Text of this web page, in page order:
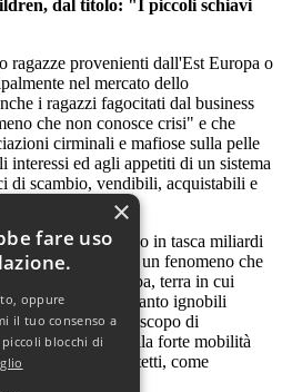
dal titolo: "I piccoli schiavi
ragazze provenienti dall'Est Europa o
nel mercato dello
i ragazzi fagocitati dal business
che non conosce crisi" e che
cirminali e mafiose sulla pelle
interessi ed agli appetiti di un sistema
di scambio, vendibili, acquistabili e
criminali si mettono in tasca miliardi
armi e droga" con un fenomeno che
in tutta Europa, terra in cui
sempre più altrettanto ignobili
vittime di tratta a scopo di
a causa della forte mobilità
luoghi chiusi, protetti, come
locali notturni.
×
fare uso
oppure
il tuo consenso a
blocchi di